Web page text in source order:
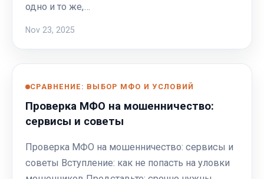
одно и то же,…
Nov 23, 2025
СРАВНЕНИЕ: ВЫБОР МФО И УСЛОВИЙ
Проверка МФО на мошенничество:
сервисы и советы
Проверка МФО на мошенничество: сервисы и
советы Вступление: как не попасть на уловки